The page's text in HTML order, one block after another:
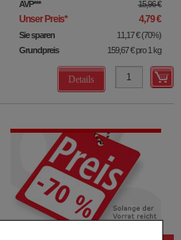
AVP*** 15,96 €
Unser Preis* 4,79 €
Sie sparen 11,17 € (70%)
Grundpreis
159,67 €pro 1 kg
Details